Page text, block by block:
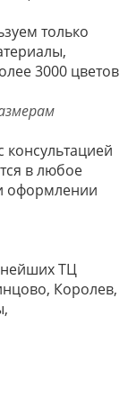
только
3000 цветов
в любое
оформлении
ТЦ
Королев,